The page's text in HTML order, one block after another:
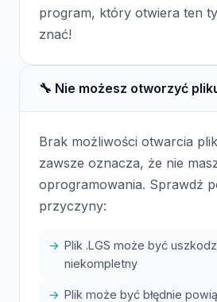
program, który otwiera ten
znać!
🔧 Nie możesz otworzyć
Brak możliwości otwarcia
zawsze oznacza, że nie
oprogramowania. Sprawdź
przyczyny:
Plik .LGS może być
niekompletny
Plik może być błędnie